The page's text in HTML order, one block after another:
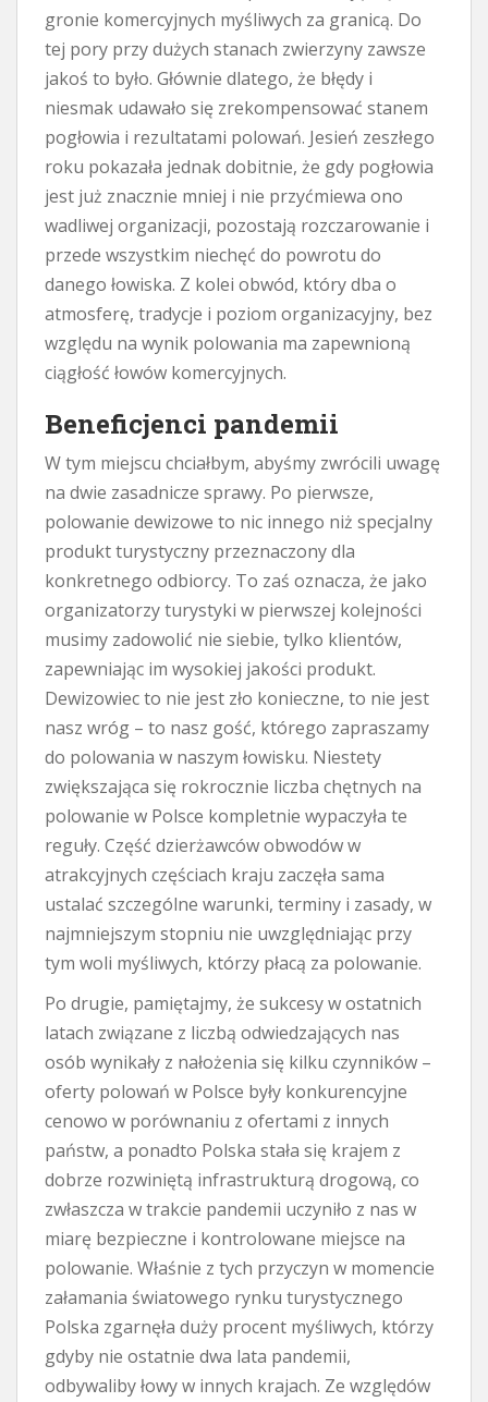
gronie komercyjnych myśliwych za granicą. Do
tej pory przy dużych stanach zwierzyny zawsze
jakoś to było. Głównie dlatego, że błędy i
niesmak udawało się zrekompensować stanem
pogłowia i rezultatami polowań. Jesień zeszłego
roku pokazała jednak dobitnie, że gdy pogłowia
jest już znacznie mniej i nie przyćmiewa ono
wadliwej organizacji, pozostają rozczarowanie i
przede wszystkim niechęć do powrotu do
danego łowiska. Z kolei obwód, który dba o
atmosferę, tradycje i poziom organizacyjny, bez
względu na wynik polowania ma zapewnioną
ciągłość łowów komercyjnych.
Beneficjenci pandemii
W tym miejscu chciałbym, abyśmy zwrócili uwagę
na dwie zasadnicze sprawy. Po pierwsze,
polowanie dewizowe to nic innego niż specjalny
produkt turystyczny przeznaczony dla
konkretnego odbiorcy. To zaś oznacza, że jako
organizatorzy turystyki w pierwszej kolejności
musimy zadowolić nie siebie, tylko klientów,
zapewniając im wysokiej jakości produkt.
Dewizowiec to nie jest zło konieczne, to nie jest
nasz wróg – to nasz gość, którego zapraszamy
do polowania w naszym łowisku. Niestety
zwiększająca się rokrocznie liczba chętnych na
polowanie w Polsce kompletnie wypaczyła te
reguły. Część dzierżawców obwodów w
atrakcyjnych częściach kraju zaczęła sama
ustalać szczególne warunki, terminy i zasady, w
najmniejszym stopniu nie uwzględniając przy
tym woli myśliwych, którzy płacą za polowanie.
Po drugie, pamiętajmy, że sukcesy w ostatnich
latach związane z liczbą odwiedzających nas
osób wynikały z nałożenia się kilku czynników –
oferty polowań w Polsce były konkurencyjne
cenowo w porównaniu z ofertami z innych
państw, a ponadto Polska stała się krajem z
dobrze rozwiniętą infrastrukturą drogową, co
zwłaszcza w trakcie pandemii uczyniło z nas w
miarę bezpieczne i kontrolowane miejsce na
polowanie. Właśnie z tych przyczyn w momencie
załamania światowego rynku turystycznego
Polska zgarnęła duży procent myśliwych, którzy
gdyby nie ostatnie dwa lata pandemii,
odbywaliby łowy w innych krajach. Ze względów